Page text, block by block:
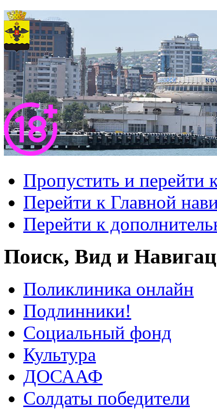
Пропустить и перейти
Перейти к Главной
Перейти к
Поиск, Вид и
Поликлиника онлайн
Подлинники!
Социальный фонд
Культура
ДОСААФ
Солдаты победители